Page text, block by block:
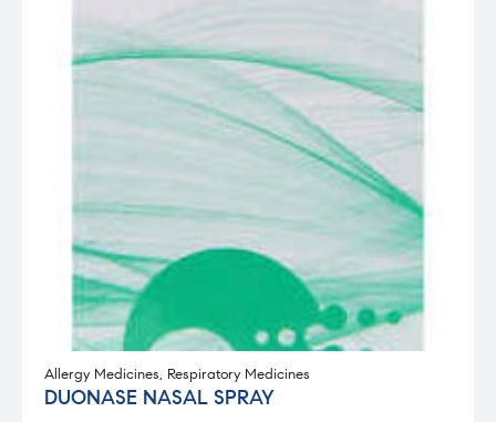
Allergy Medicines, Respiratory Medicines
DUONASE NASAL SPRAY